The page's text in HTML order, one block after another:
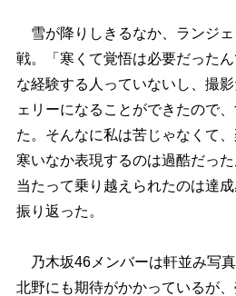
雪が降りしきるなか、ランジ
戦。「寒くて覚悟は必要だった
な経験する人っていないし、撮
ェリーになることができたので
た。そんなに私は苦じゃなくて
寒いなか表現するのは過酷だっ
当たって乗り越えられたのは達
振り返った。
乃木坂46メンバーは軒並み写真
北野にも期待がかかっているが